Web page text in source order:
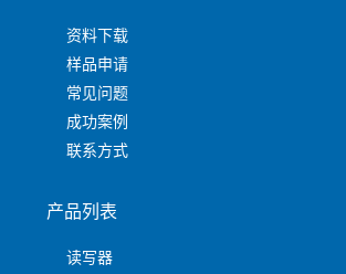
资料下载
样品申请
常见问题
成功案例
联系方式
产品列表
读写器